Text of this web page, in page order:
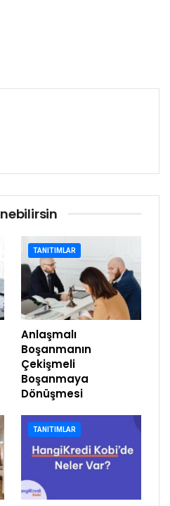
TANITIMLAR
Anlaşmalı
Boşanmanın
Çekişmeli
Boşanmaya
Dönüşmesi
TANITIMLAR